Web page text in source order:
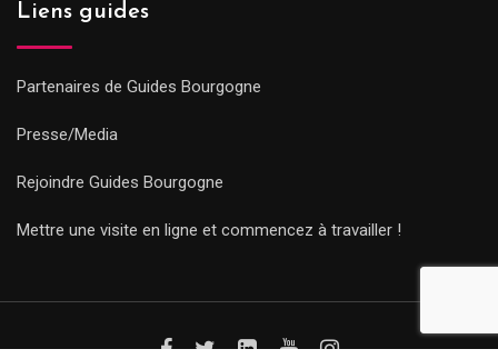
Liens guides
Partenaires de Guides Bourgogne
Presse/Media
Rejoindre Guides Bourgogne
Mettre une visite en ligne et commencez à travailler !